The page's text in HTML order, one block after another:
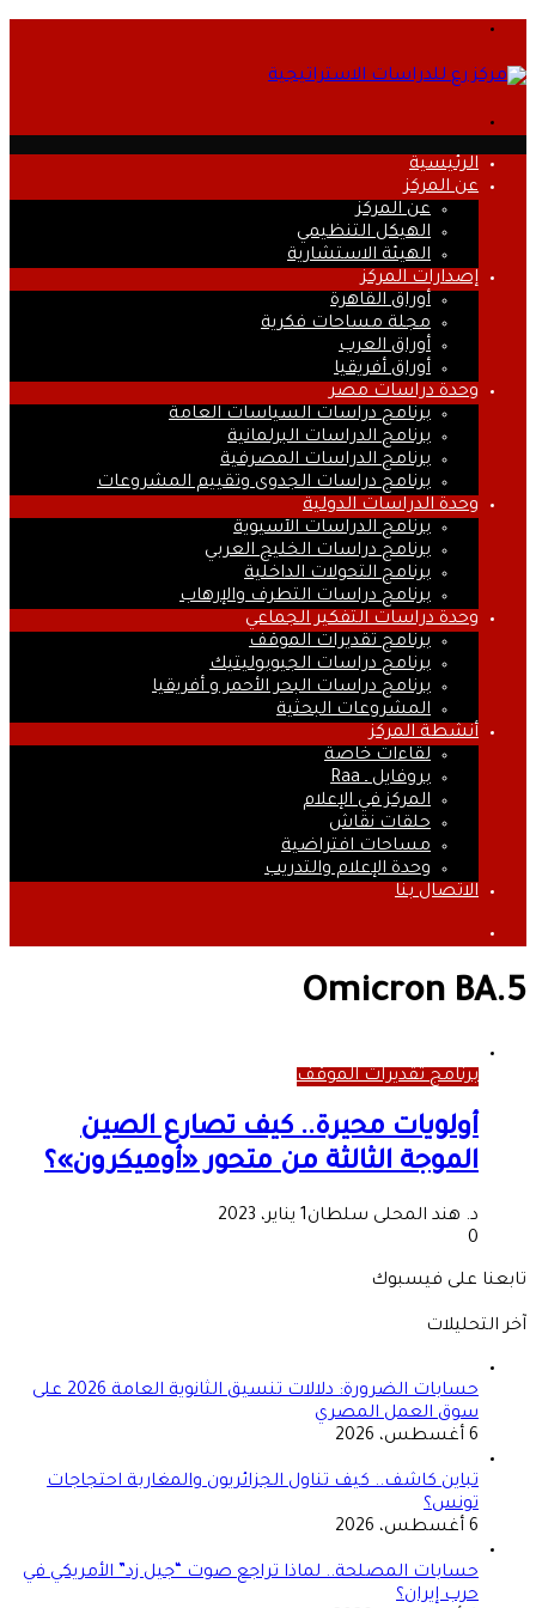
الرئيسية
عن المركز
عن المركز
الهيكل التنظيمي
الهيئة الاستشارية
إصدارات المركز
أوراق القاهرة
مجلة مساحات فكرية
أوراق العرب
أوراق أفريقيا
وحدة دراسات مصر
برنامج دراسات السياسات العامة
برنامج الدراسات البرلمانية
برنامج الدراسات المصرفية
برنامج دراسات الجدوى وتقييم المشروعات
وحدة الدراسات الدولية
برنامج الدراسات الآسيوية
برنامج دراسات الخليج العربي
برنامج التحولات الداخلية
برنامج دراسات التطرف والإرهاب
وحدة دراسات التفكير الجماعي
برنامج تقديرات الموقف
برنامج دراسات الجيوبوليتيك
برنامج دراسات البحر الأحمر و أفريقيا
المشروعات البحثية
أنشطة المركز
لقاءات خاصة
بروفايل ـ Raa
المركز في الإعلام
حلقات نقاش
مساحات افتراضية
وحدة الإعلام والتدريب
الاتصال بنا
Omicron BA.5
برنامج تقديرات الموقف
أولويات محيرة.. كيف تصارع الصين
الموجة الثالثة من متحور «أوميكرون»؟
د. هند المحلى سلطان1 يناير، 2023
0
تابعنا على فيسبوك
آخر التحليلات
حسابات الضرورة: دلالات تنسيق الثانوية العامة 2026 على
سوق العمل المصري
6 أغسطس، 2026
تباين كاشف.. كيف تناول الجزائريون والمغاربة احتجاجات
تونس؟
6 أغسطس، 2026
حسابات المصلحة.. لماذا تراجع صوت “جيل زد” الأمريكي في
حرب إيران؟